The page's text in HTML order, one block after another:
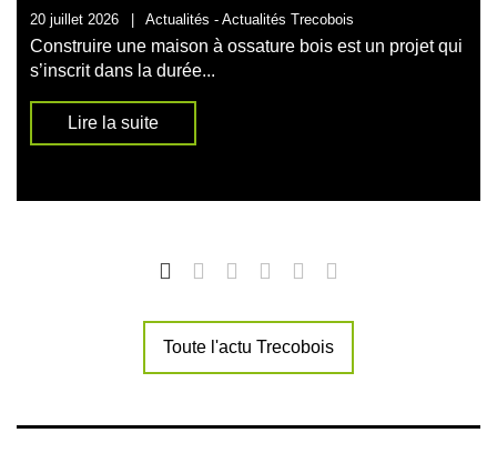
20 juillet 2026 | Actualités - Actualités Trecobois
Construire une maison à ossature bois est un projet qui
s’inscrit dans la durée...
Lire la suite
Toute l'actu Trecobois